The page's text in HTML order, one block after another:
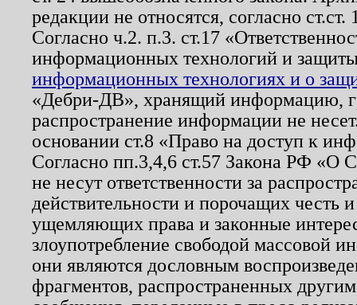
редакции не относятся, согласно
Согласно ч.2. п.3. ст.17
информационных технологий и
информационных технологиях и о
«Дебри-ДВ», хранящий информацию,
распространение информации не
основании ст.8 «Право на доступ к
Согласно пп.3,4,6 ст.57 Закона РФ «О
не несут ответственности за
действительности и порочащих честь
ущемляющих права и законные
злоупотребление свободой массовой
они являются дословным
фрагментов, распространенных